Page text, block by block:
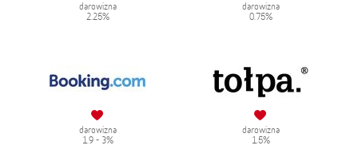
darowizna
2.25%
darowizna
0.75%
darowizna
1.9 - 3%
darowizna
1.5%